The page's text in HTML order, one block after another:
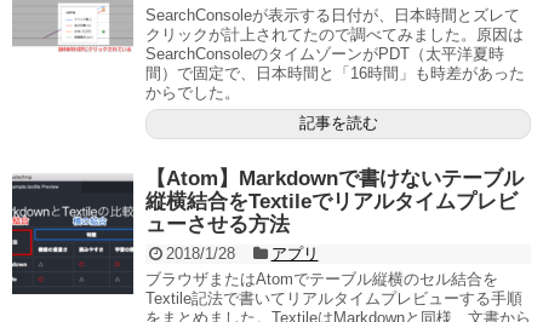
SearchConsoleが表示する日付が、日本時間とズレて
クリックが計上されてたので調べてみました。原因は
SearchConsoleのタイムゾーンがPDT（太平洋夏時
間）で固定で、日本時間と「16時間」も時差があった
からでした。
記事を読む
【Atom】Markdownで書けないテーブル
縦横結合をTextileでリアルタイムプレビ
ューさせる方法
2018/1/28
アプリ
ブラウザまたはAtomでテーブル縦横のセル結合を
Textile記法で書いてリアルタイムプレビューする手順
をまとめました。TextileはMarkdownと同様、文書から